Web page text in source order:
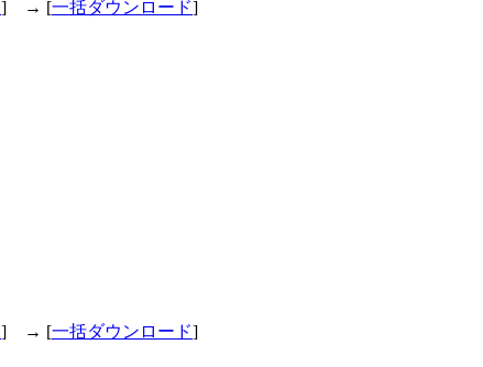
] → [一括ダウンロード]
] → [一括ダウンロード]